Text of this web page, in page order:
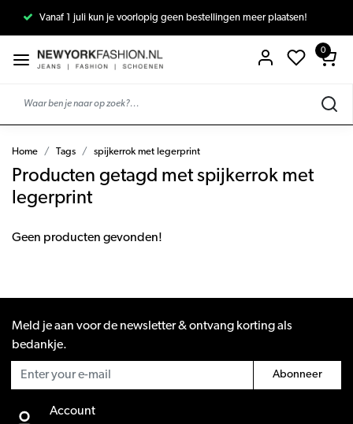
Vanaf 1 juli kun je voorlopig geen bestellingen meer plaatsen!
0
Home Tags spijkerrok met legerprint
Producten getagd met spijkerrok met
legerprint
Geen producten gevonden!
Meld je aan voor de newsletter & ontvang korting als
bedankje.
Abonneer
Account